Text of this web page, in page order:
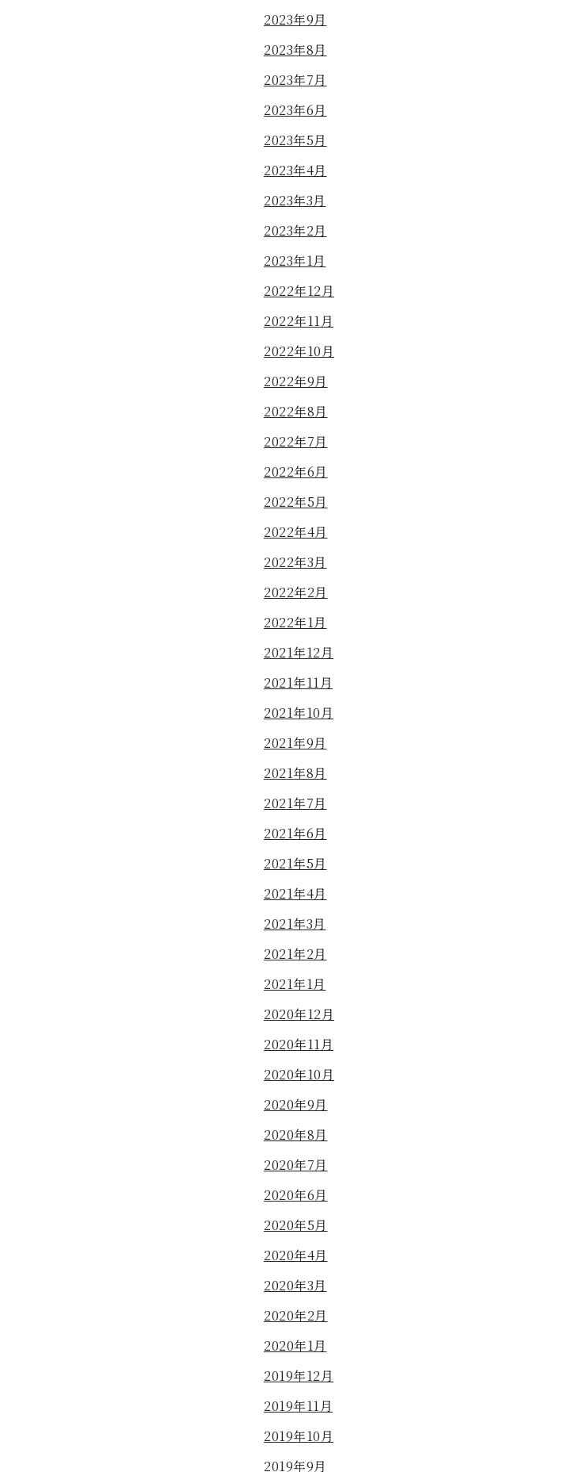
2023年9月
2023年8月
2023年7月
2023年6月
2023年5月
2023年4月
2023年3月
2023年2月
2023年1月
2022年12月
2022年11月
2022年10月
2022年9月
2022年8月
2022年7月
2022年6月
2022年5月
2022年4月
2022年3月
2022年2月
2022年1月
2021年12月
2021年11月
2021年10月
2021年9月
2021年8月
2021年7月
2021年6月
2021年5月
2021年4月
2021年3月
2021年2月
2021年1月
2020年12月
2020年11月
2020年10月
2020年9月
2020年8月
2020年7月
2020年6月
2020年5月
2020年4月
2020年3月
2020年2月
2020年1月
2019年12月
2019年11月
2019年10月
2019年9月